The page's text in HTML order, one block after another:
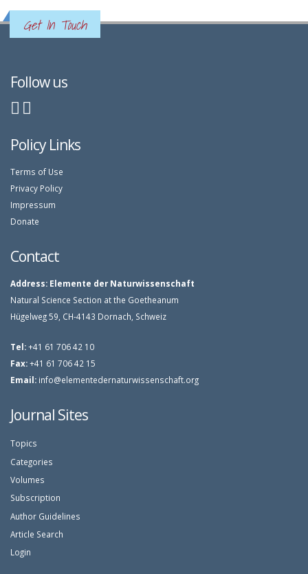
Get In Touch
Follow us
Policy Links
Terms of Use
Privacy Policy
Impressum
Donate
Contact
Address: Elemente der Naturwissenschaft
Natural Science Section at the Goetheanum
Hügelweg 59, CH-4143 Dornach, Schweiz
Tel:+41 61 706 42 10
Fax:+41 61 706 42 15
Email: info@elementedernaturwissenschaft.org
Journal Sites
Topics
Categories
Volumes
Subscription
Author Guidelines
Article Search
Login